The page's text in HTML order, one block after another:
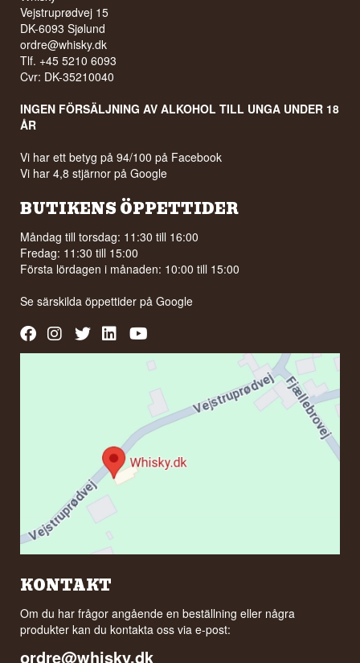
Vejstruprødvej 15
DK-6093 Sjølund
ordre@whisky.dk
Tlf. +45 5210 6093
Cvr: DK-35210040
INGEN FÖRSÄLJNING AV ALKOHOL TILL UNGA UNDER 18
ÅR
Vi har ett betyg på 94/100 på Facebook
Vi har 4,8 stjärnor på Google
BUTIKENS ÖPPETTIDER
Måndag till torsdag: 11:30 till 16:00
Fredag: 11:30 till 15:00
Första lördagen i månaden: 10:00 till 15:00
Se särskilda öppettider påGoogle
KONTAKT
Om du har frågor angående en beställning eller några
produkter kan du kontakta oss via e-post:
ordre@whisky.dk